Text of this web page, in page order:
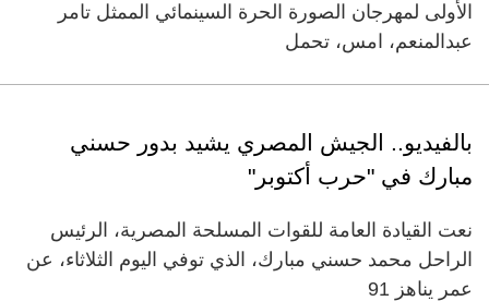
الأولى لمهرجان الصورة الحرة السينمائي الممثل تامر
عبدالمنعم، امس، تحمل
بالفيديو.. الجيش المصري يشيد بدور حسني
مبارك في "حرب أكتوبر"
نعت القيادة العامة للقوات المسلحة المصرية، الرئيس
الراحل محمد حسني مبارك، الذي توفي اليوم الثلاثاء، عن
عمر يناهز 91